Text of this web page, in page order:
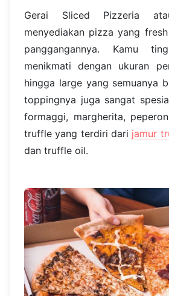
Gerai Sliced Pizzeria
menyediakan pizza yang
panggangannya. Kamu
menikmati dengan ukuran
hingga large yang semuanya
toppingnya juga sangat
formaggi, margherita,
truffle yang terdiri dari jamur
dan truffle oil.